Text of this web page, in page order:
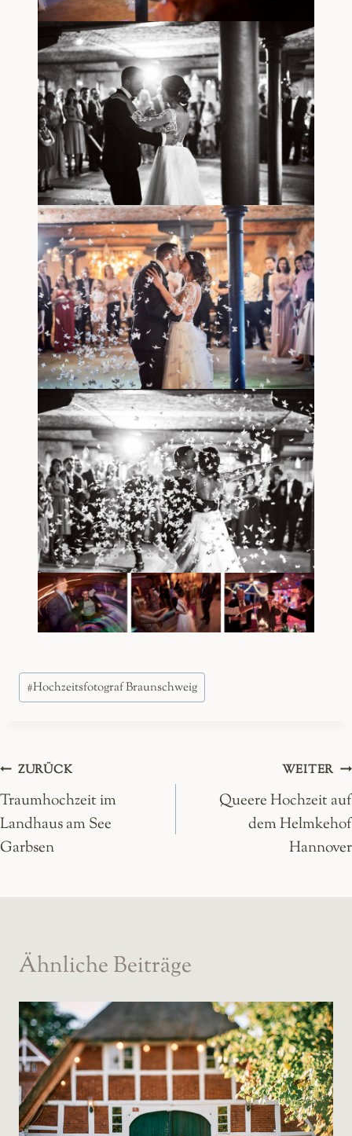
Schlagworte:
#Hochzeitsfotograf Braunschweig
Beitragsnavigation
ZURÜCK
Traumhochzeit im
Landhaus am See
Garbsen
WEITER
Queere Hochzeit auf
dem Helmkehof
Hannover
Ähnliche Beiträge